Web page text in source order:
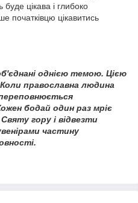
буде цікава і глибоко
початківцю цікавитись
однією темою. Цією
православна людина
переповнюється
бодай один раз мріє
гору і відвезти
частину